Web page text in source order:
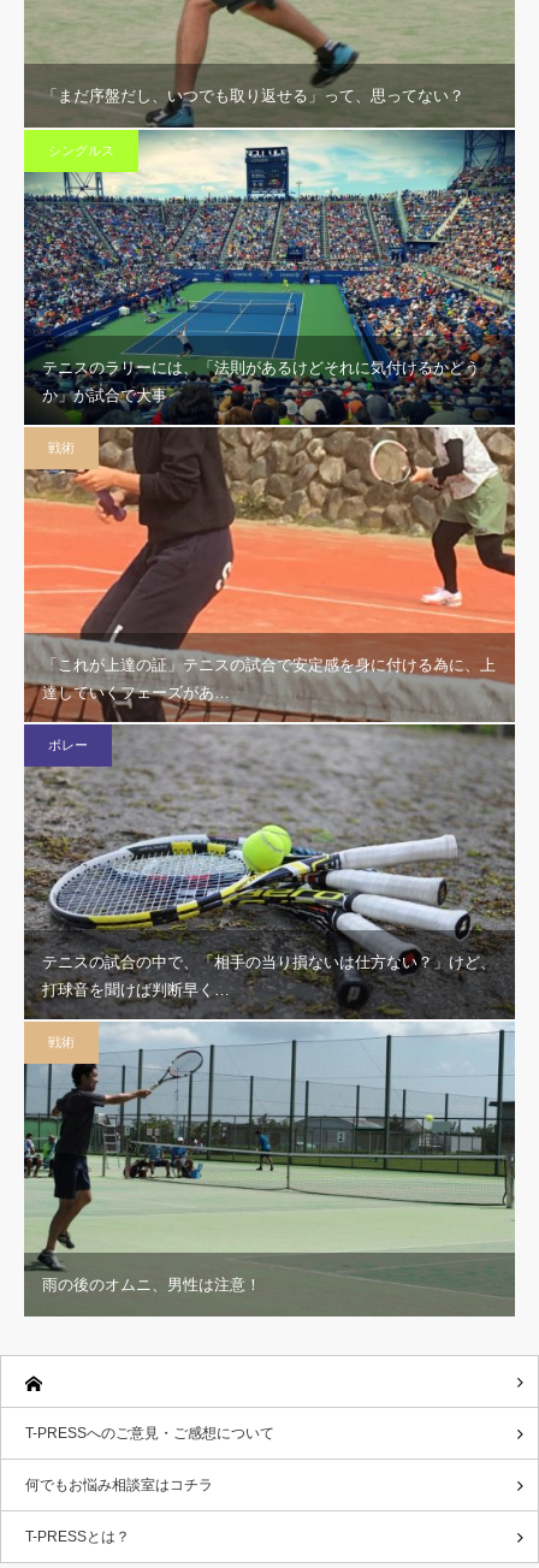
「まだ序盤だし、いつでも取り返せる」って、思ってない？
シングルス
テニスのラリーには、「法則があるけどそれに気付けるかどう
か」が試合で大事
戦術
「これが上達の証」テニスの試合で安定感を身に付ける為に、上
達していくフェーズがあ…
ボレー
テニスの試合の中で、「相手の当り損ないは仕方ない？」けど、
打球音を聞けば判断早く…
戦術
雨の後のオムニ、男性は注意！
T-PRESSへのご意見・ご感想について
何でもお悩み相談室はコチラ
T-PRESSとは？